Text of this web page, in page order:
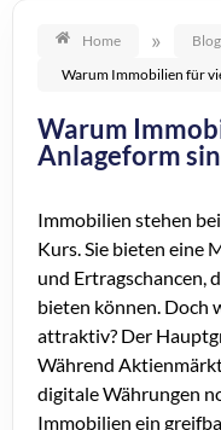
Home » Blog
Warum Immobilien für
Warum
Anlageform
Immobilien stehen
Kurs. Sie bieten eine
und Ertragschancen,
bieten können. Doch
attraktiv? Der
Während
digitale Währungen
Immobilien ein